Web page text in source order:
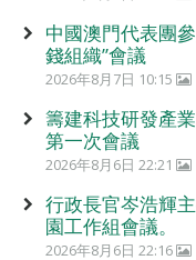
中國澳門代表團
錢組織”會議
2026年8月7日 10:15
籌建科技研發產
第一次會議
2026年8月6日 22:21
行政長官岑浩輝
園工作組會議。
2026年8月6日 22:16